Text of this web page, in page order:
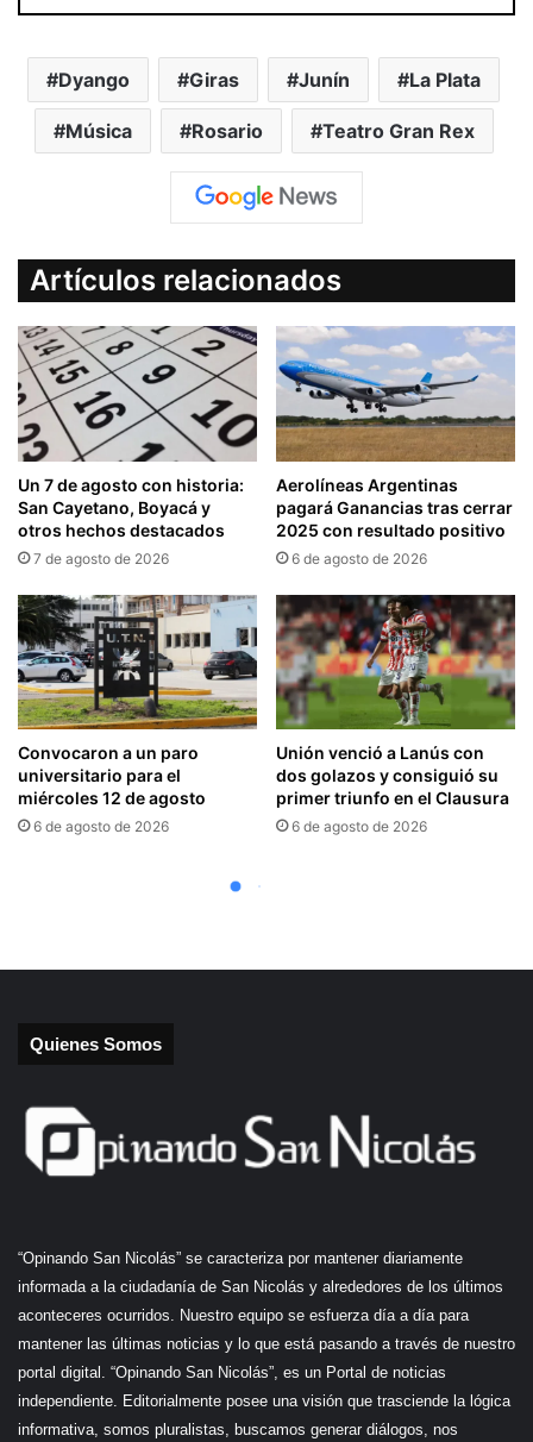
Quienes Somos
“Opinando San Nicolás” se caracteriza por mantener diariamente
informada a la ciudadanía de San Nicolás y alrededores de los últimos
aconteceres ocurridos. Nuestro equipo se esfuerza día a día para
mantener las últimas noticias y lo que está pasando a través de nuestro
portal digital. “Opinando San Nicolás”, es un Portal de noticias
independiente. Editorialmente posee una visión que trasciende la lógica
informativa, somos pluralistas, buscamos generar diálogos, nos